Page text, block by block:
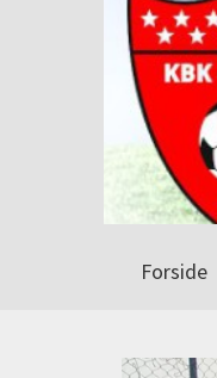
Forside